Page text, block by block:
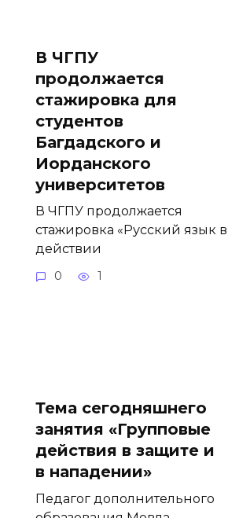
В ЧГПУ
продолжается
стажировка для
студентов
Багдадского и
Иорданского
университетов
В ЧГПУ продолжается
стажировка «Русский язык в
действии
0 1
Тема сегодняшнего
занятия «Групповые
действия в защите и
в нападении»
Педагог дополнительного